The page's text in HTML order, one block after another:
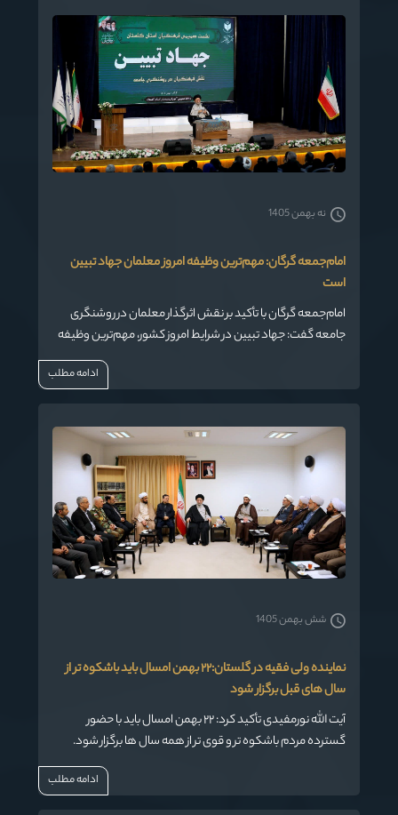
امام‌جمعه گرگان: مهم‌ترین وظیفه امروز معلمان جهاد تبیین
است
امام‌جمعه گرگان با تأکید بر نقش اثرگذار معلمان در روشنگری
جامعه گفت: جهاد تبیین در شرایط امروز کشور، مهم‌ترین وظیفه
فرهنگیان برای آگاه‌سازی نسل جوان و حفظ انسجام ملی است.
نه بهمن 1405
ادامه مطلب
نماینده ولی فقیه در گلستان:٢٢ بهمن امسال باید باشکوه تر از
سال های قبل برگزار شود
آیت الله نورمفیدی تأکید کرد: ٢٢ بهمن امسال باید با حضور
گسترده مردم باشکوه تر و قوی تر از همه سال ها برگزار شود.
شش بهمن 1405
ادامه مطلب